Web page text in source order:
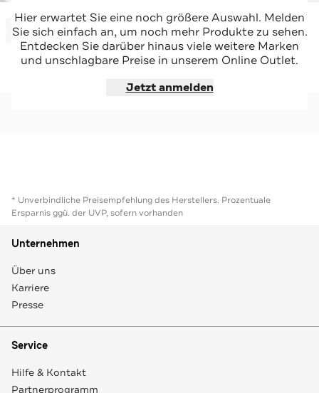
KJUS
2-in-1 Skijacke 'Solstice' zweifarbig
-55%*
Sale
Jetzt shoppen
KJUS
2-in-1 Skijacke 'Solstice' zweifarbig
-31%*
Jetzt shoppen
Hier erwartet Sie eine noch größere Auswahl. Melden
Sie sich einfach an, um noch mehr Produkte zu sehen.
Entdecken Sie darüber hinaus viele weitere Marken
und unschlagbare Preise in unserem Online Outlet.
Jetzt anmelden
* Unverbindliche Preisempfehlung des Herstellers. Prozentuale
Ersparnis ggü. der UVP, sofern vorhanden
Unternehmen
Über uns
Karriere
Presse
Service
Hilfe & Kontakt
Partnerprogramm